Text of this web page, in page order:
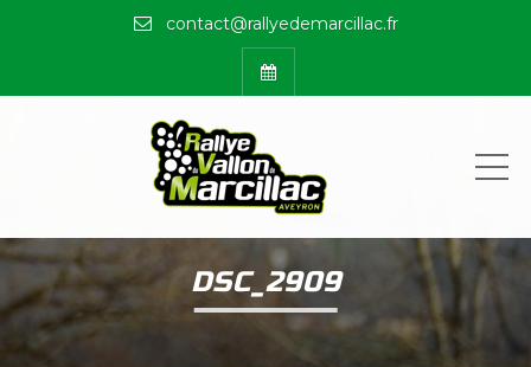
contact@rallyedemarcillac.fr
DSC_2909